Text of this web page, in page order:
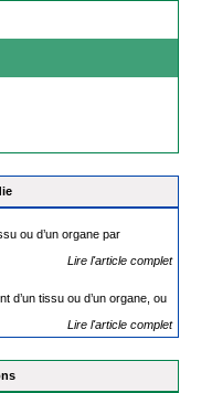
ou d’un organe par
Lire l'article complet
d’un tissu ou d’un organe, ou
Lire l'article complet